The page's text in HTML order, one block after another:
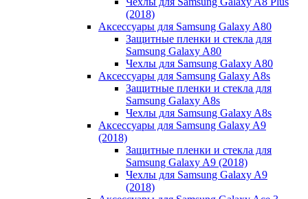
(2018)
Аксессуары для Samsung Galaxy A80
Защитные пленки и стекла для
Samsung Galaxy A80
Чехлы для Samsung Galaxy A80
Аксессуары для Samsung Galaxy A8s
Защитные пленки и стекла для
Samsung Galaxy A8s
Чехлы для Samsung Galaxy A8s
Аксессуары для Samsung Galaxy A9
(2018)
Защитные пленки и стекла для
Samsung Galaxy A9 (2018)
Чехлы для Samsung Galaxy A9
(2018)